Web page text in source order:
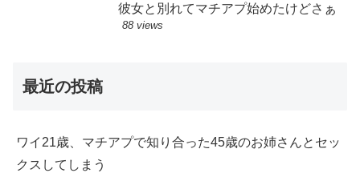
彼女と別れてマチアプ始めたけどさぁ
88 views
最近の投稿
ワイ21歳、マチアプで知り合った45歳のお姉さんとセッ
クスしてしまう